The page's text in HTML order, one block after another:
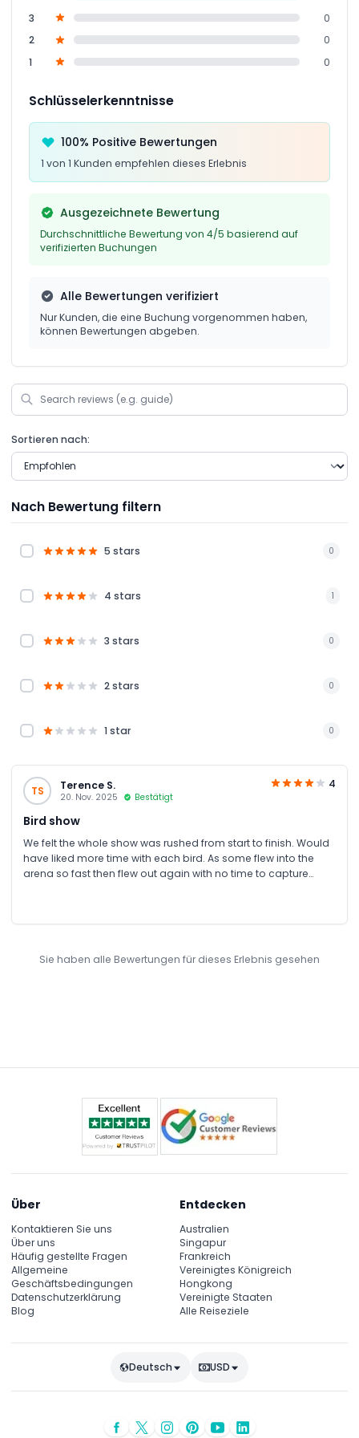
3
0
2
0
1
0
Schlüsselerkenntnisse
100% Positive Bewertungen
1 von 1 Kunden empfehlen dieses Erlebnis
Ausgezeichnete Bewertung
Durchschnittliche Bewertung von 4/5 basierend auf
verifizierten Buchungen
Alle Bewertungen verifiziert
Nur Kunden, die eine Buchung vorgenommen haben,
können Bewertungen abgeben.
Sortieren nach:
Nach Bewertung filtern
5 stars 0
4 stars 1
3 stars 0
2 stars 0
1 star 0
TS Terence S.
20. Nov. 2025 Bestätigt
4
Bird show
We felt the whole show was rushed from start to finish. Would
have liked more time with each bird. As some flew into the
arena so fast then flew out again with no time to capture
Sie haben alle Bewertungen für dieses Erlebnis gesehen
Über
Kontaktieren Sie uns
Über uns
Häufig gestellte Fragen
Allgemeine
Geschäftsbedingungen
Datenschutzerklärung
Blog
Entdecken
Australien
Singapur
Frankreich
Vereinigtes Königreich
Hongkong
Vereinigte Staaten
Alle Reiseziele
Deutsch USD